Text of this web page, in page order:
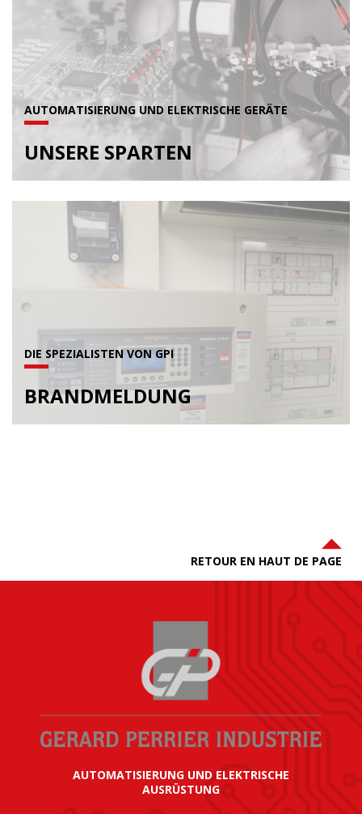
AUTOMATISIERUNG UND ELEKTRISCHE GERÄTE
UNSERE SPARTEN
DIE SPEZIALISTEN VON GPI
BRANDMELDUNG
RETOUR EN HAUT DE PAGE
AUTOMATISIERUNG UND ELEKTRISCHE
AUSRÜSTUNG